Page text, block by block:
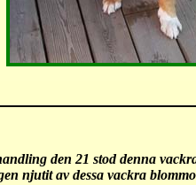
den 21 stod denna
njutit av dessa vackra